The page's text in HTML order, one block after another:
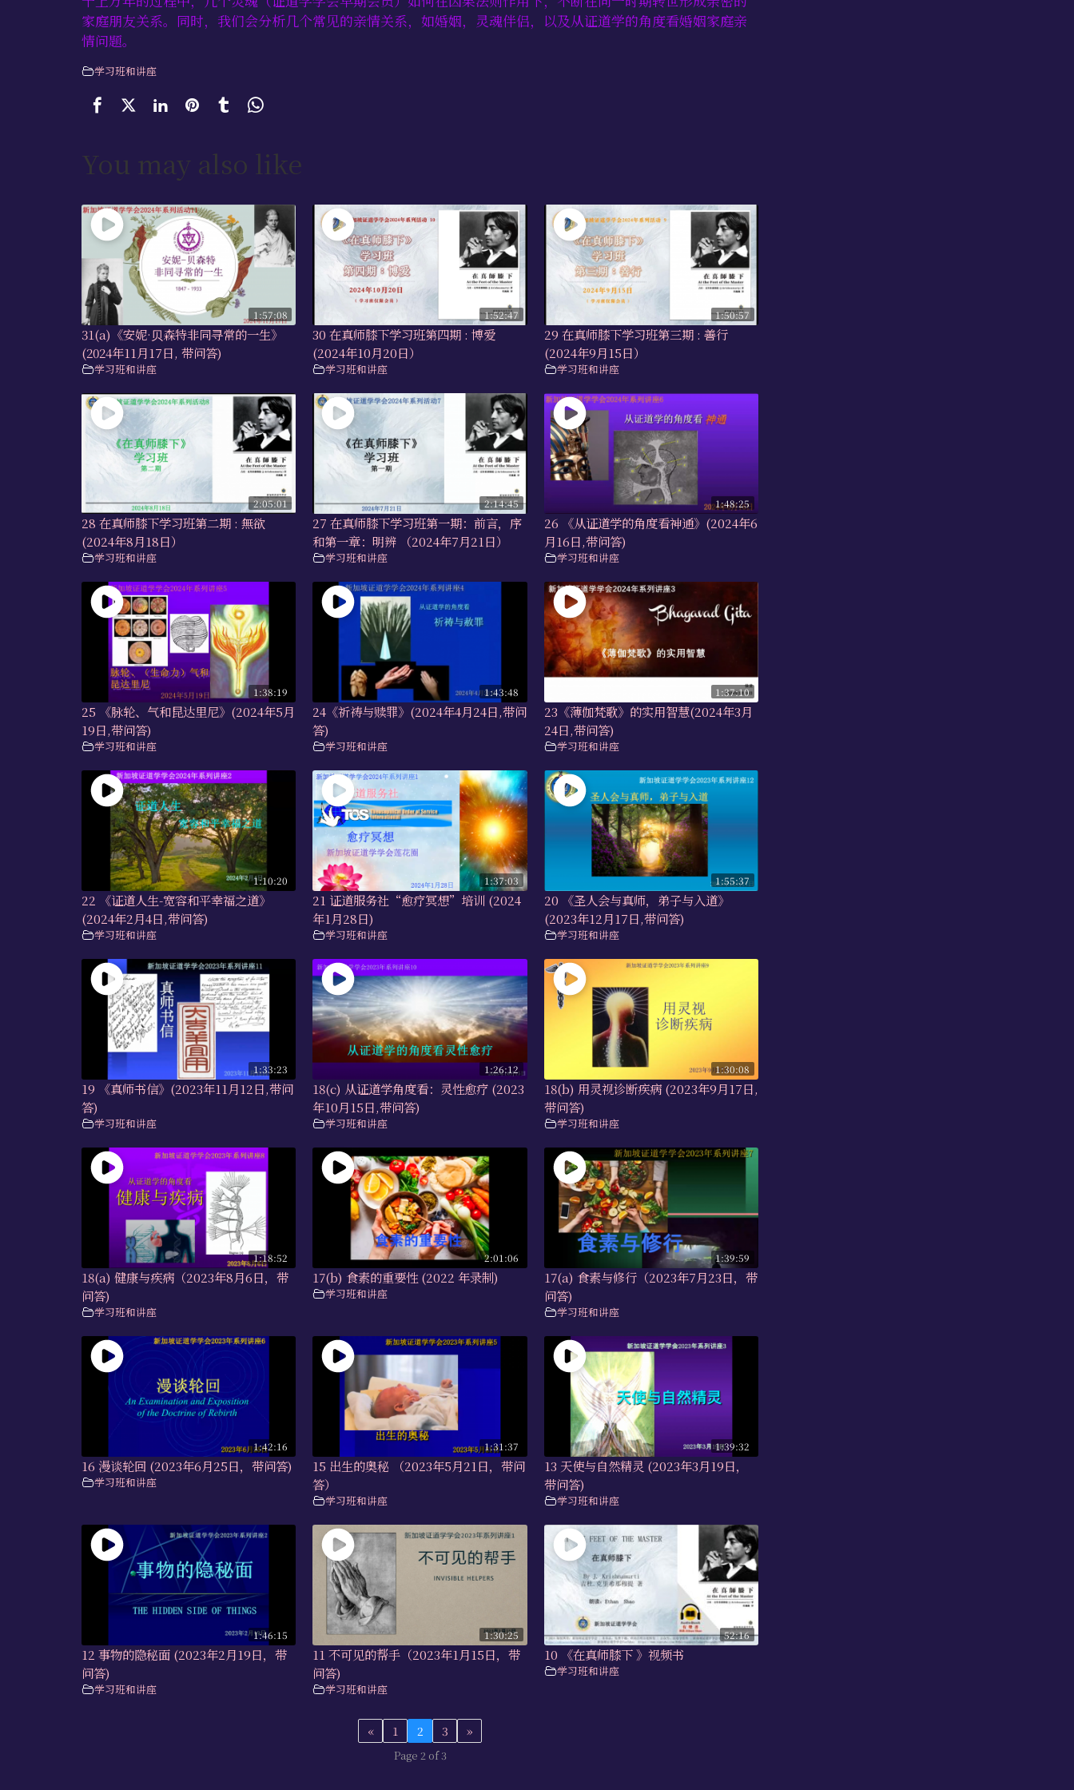
家庭朋友关系。同时，我们会分析几个常见的亲情关系，如婚姻，灵魂伴侣，以及从证道学的角度看婚姻家庭亲
情问题。
学习班和讲座
You may also like
1:57:08
31(a)《安妮·⻉森特非同寻常的一生》
(2024年11月17日, 带问答)
学习班和讲座
1:52:47
30 在真师膝下学习班第四期 : 博爱
(2024年10月20日）
学习班和讲座
1:50:57
29 在真师膝下学习班第三期 : 善行
(2024年9月15日）
学习班和讲座
2:05:01
28 在真师膝下学习班第二期 : 無欲
(2024年8月18日）
学习班和讲座
2:14:45
27 在真师膝下学习班第一期：前言，序
和第一章：明辨 （2024年7月21日）
学习班和讲座
1:48:25
26 《从证道学的角度看神通》(2024年6
月16日,带问答)
学习班和讲座
1:38:19
25 《脉轮、气和昆达里尼》(2024年5月
19日,带问答)
学习班和讲座
1:43:48
24《祈祷与赎罪》(2024年4月24日,带问
答)
学习班和讲座
1:37:10
23《薄伽梵歌》的实用智慧(2024年3月
24日,带问答)
学习班和讲座
1:10:20
22 《证道人生-宽容和平幸福之道》
(2024年2月4日,带问答)
学习班和讲座
1:37:03
21 证道服务社“愈疗冥想”培训 (2024
年1月28日)
学习班和讲座
1:55:37
20 《圣人会与真师，弟子与入道》
(2023年12月17日,带问答)
学习班和讲座
1:33:23
19 《真师书信》(2023年11月12日,带问
答)
学习班和讲座
1:26:12
18(c) 从证道学角度看：灵性愈疗 (2023
年10月15日,带问答)
学习班和讲座
1:30:08
18(b) 用灵视诊断疾病 (2023年9月17日,
带问答)
学习班和讲座
1:18:52
18(a) 健康与疾病（2023年8月6日，带
问答)
学习班和讲座
2:01:06
17(b) 食素的重要性 (2022 年录制)
学习班和讲座
1:39:59
17(a) 食素与修行（2023年7月23日，带
问答)
学习班和讲座
1:42:16
16 漫谈轮回 (2023年6月25日，带问答)
学习班和讲座
1:31:37
15 出生的奥秘 （2023年5月21日，带问
答）
学习班和讲座
1:39:32
13 天使与自然精灵 (2023年3月19日，
带问答)
学习班和讲座
1:46:15
12 事物的隐秘面 (2023年2月19日，带
问答)
学习班和讲座
1:30:25
11 不可见的帮手（2023年1月15日，带
问答)
学习班和讲座
52:16
10 《在真师膝下 》视频书
学习班和讲座
« 1 2 3 »
Page 2 of 3